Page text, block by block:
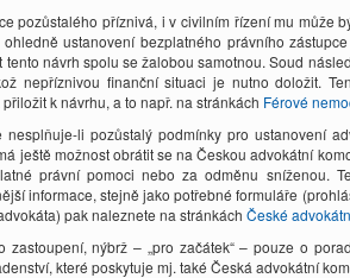
pozůstalého příznivá, i v civilním řízení mu může
ustanovení bezplatného právního
návrh spolu se žalobou samotnou. Soud
nepříznivou finanční situaci je nutno doložit.
k návrhu, a to např. na stránkách Férové
li pozůstalý podmínky pro ustanovení
ještě možnost obrátit se na Českou advokátní
právní pomoci nebo za odměnu sníženou.
informace, stejně jako potřebné formuláře
pak naleznete na stránkách České
zastoupení, nýbrž – „pro začátek“ – pouze o
které poskytuje mj. také Česká advokátní